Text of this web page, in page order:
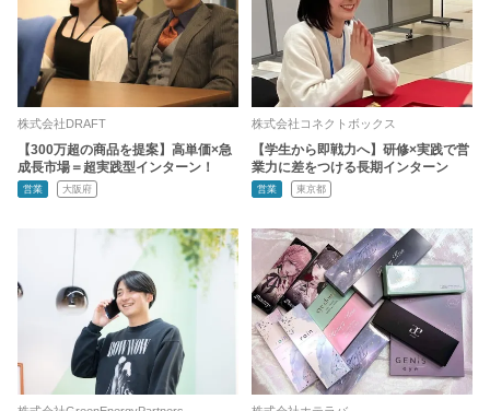
株式会社DRAFT
【300万超の商品を提案】高単価×急
成長市場＝超実践型インターン！
営業 大阪府
株式会社コネクトボックス
【学生から即戦力へ】研修×実践で営
業力に差をつける長期インターン
営業 東京都